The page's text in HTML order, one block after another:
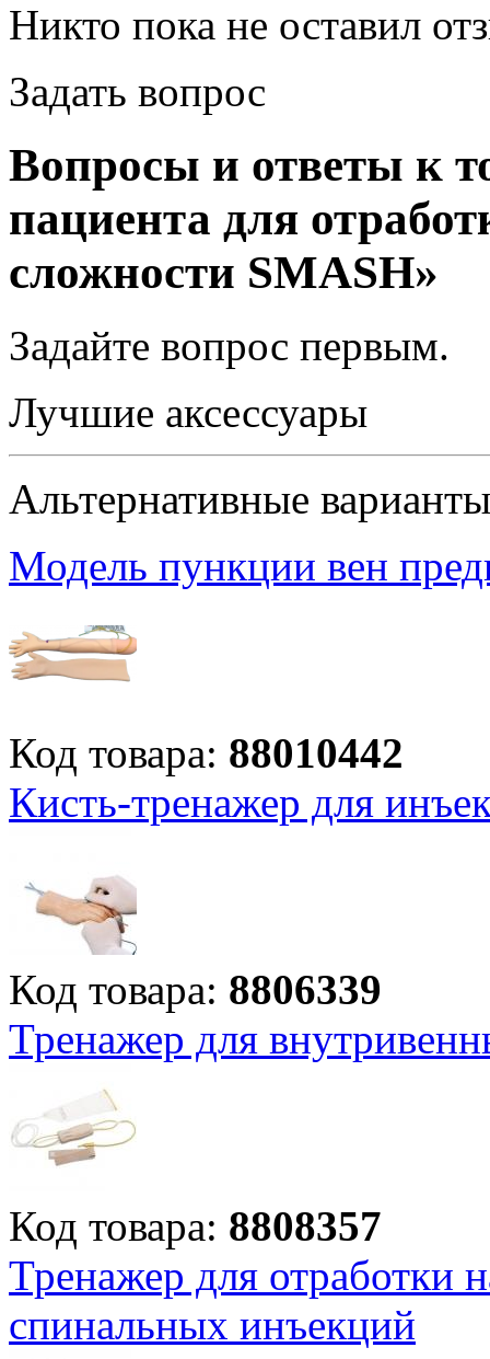
Никто пока не оставил
Задать вопрос
Вопросы и ответы к
пациента для
сложности SMASH»
Задайте вопрос первым.
Лучшие аксессуары
Альтернативные варианты
Модель пункции вен
Код товара: 88010442
Кисть-тренажер для
Код товара: 8806339
Тренажер для
Код товара: 8808357
Тренажер для отработки
спинальных инъекций